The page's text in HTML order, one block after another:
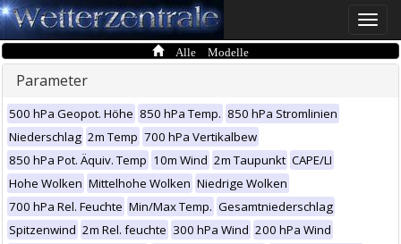
Toggle
Alle Modelle
Parameter
500 hPa Geopot. Höhe 850 hPa Temp. 850 hPa Stromlinien
Niederschlag 2m Temp 700 hPa Vertikalbew
850 hPa Pot. Äquiv. Temp 10m Wind 2m Taupunkt CAPE/LI
Hohe Wolken Mittelhohe Wolken Niedrige Wolken
700 hPa Rel. Feuchte Min/Max Temp. Gesamtniederschlag
Spitzenwind 2m Rel. feuchte 300 hPa Wind 200 hPa Wind